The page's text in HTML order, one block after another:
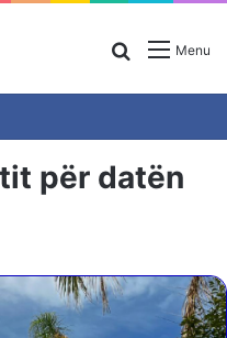
Menu
Search for
për datën